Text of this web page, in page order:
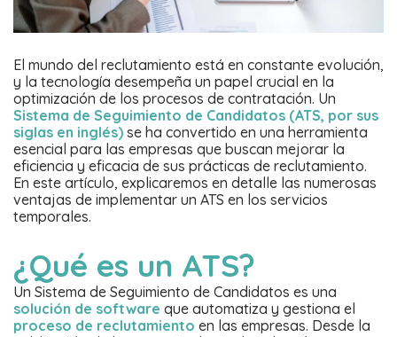
El mundo del reclutamiento está en constante evolución,
y la tecnología desempeña un papel crucial en la
optimización de los procesos de contratación. Un
Sistema de Seguimiento de Candidatos (ATS, por sus
siglas en inglés) se ha convertido en una herramienta
esencial para las empresas que buscan mejorar la
eficiencia y eficacia de sus prácticas de reclutamiento.
En este artículo, explicaremos en detalle las numerosas
ventajas de implementar un ATS en los servicios
temporales.
¿Qué es un ATS?
Un Sistema de Seguimiento de Candidatos es una
solución de software que automatiza y gestiona el
proceso de reclutamiento en las empresas. Desde la